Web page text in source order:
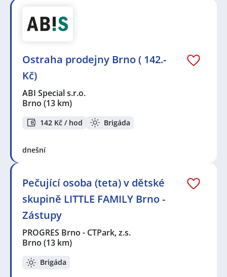
Ostraha prodejny Brno ( 142.-
Kč)
ABI Special s.r.o.
Brno (13 km)
142 Kč / hod Brigáda
dnešní
Pečující osoba (teta) v dětské
skupině LITTLE FAMILY Brno -
Zástupy
PROGRES Brno - CTPark, z.s.
Brno (13 km)
Brigáda